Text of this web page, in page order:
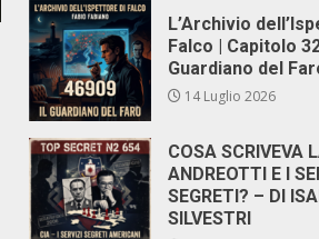
L’Archivio
Falco | Capitolo
Guardiano del
14 Luglio 2026
COSA SCRIVEVA
ANDREOTTI E I
SEGRETI? – DI
SILVESTRI